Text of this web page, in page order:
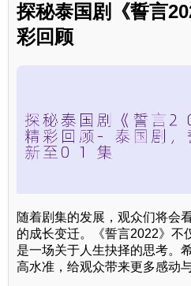
探秘泰国剧《誓言
彩回顾
随着剧集的发展，观众们将会
的成长变迁。《誓言2022》不
是一场关于人生抉择的思考。
高水准，给观众带来更多感动与